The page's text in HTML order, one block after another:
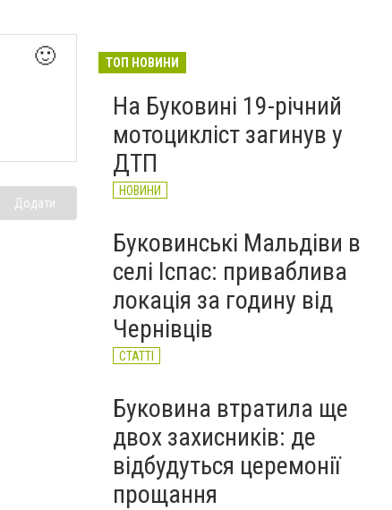
🙂
Додати
критичну ситуацію з водою
НОВИНИ
ТОП НОВИНИ
На Буковині 19-річний
мотоцикліст загинув у
ДТП
НОВИНИ
Буковинські Мальдіви в
селі Іспас: приваблива
локація за годину від
Чернівців
СТАТТІ
Буковина втратила ще
двох захисників: де
відбудуться церемонії
прощання